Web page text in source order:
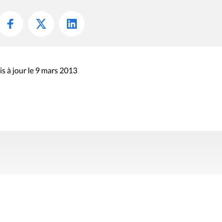
à jour le 9 mars 2013